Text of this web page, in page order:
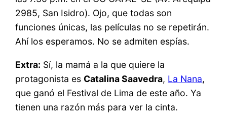
2985, San Isidro). Ojo, que todas son
funciones únicas, las películas no se repetirán.
Ahí los esperamos. No se admiten espías.
Extra: Sí, la mamá a la que quiere la
protagonista es Catalina Saavedra, La Nana,
que ganó el Festival de Lima de este año. Ya
tienen una razón más para ver la cinta.